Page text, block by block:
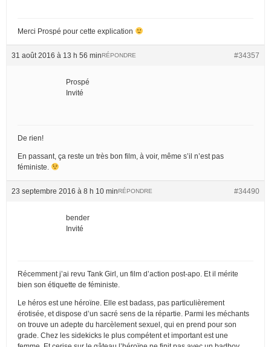
Merci Prospé pour cette explication
31 août 2016 à 13 h 56 min #34357
RÉPONDRE
Prospé
Invité
De rien!
En passant, ça reste un très bon film, à voir, même s’il n’est pas
féministe.
23 septembre 2016 à 8 h 10 min #34490
RÉPONDRE
bender
Invité
Récemment j’ai revu Tank Girl, un film d’action post-apo. Et il mérite
bien son étiquette de féministe.
Le héros est une héroïne. Elle est badass, pas particulièrement
érotisée, et dispose d’un sacré sens de la répartie. Parmi les méchants
on trouve un adepte du harcèlement sexuel, qui en prend pour son
grade. Chez les sidekicks le plus compétent et important est une